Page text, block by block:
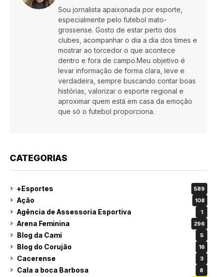
Sou jornalista apaixonada por esporte,
especialmente pelo futebol mato-
grossense. Gosto de estar perto dos
clubes, acompanhar o dia a dia dos times e
mostrar ao torcedor o que acontece
dentro e fora de campo.Meu objetivo é
levar informação de forma clara, leve e
verdadeira, sempre buscando contar boas
histórias, valorizar o esporte regional e
aproximar quem está em casa da emoção
que só o futebol proporciona.
CATEGORIAS
+Esportes 589
Ação 108
Agência de Assessoria Esportiva 1
Arena Feminina 296
Blog da Cami 5
Blog do Corujão 16
Cacerense 3
Cala a boca Barbosa 8